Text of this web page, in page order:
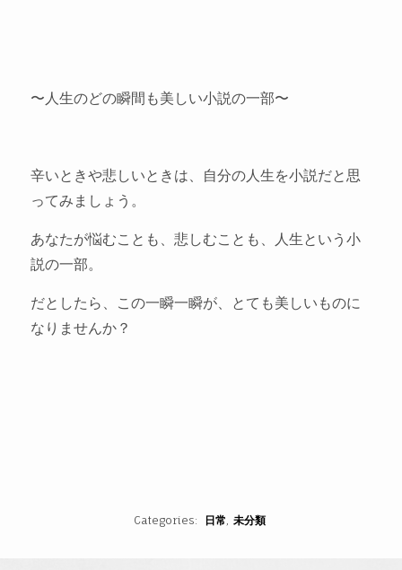
〜人生のどの瞬間も美しい小説の一部〜
辛いときや悲しいときは、自分の人生を小説だと思
ってみましょう。
あなたが悩むことも、悲しむことも、人生という小
説の一部。
だとしたら、この一瞬一瞬が、とても美しいものに
なりませんか？
Categories 日常 未分類